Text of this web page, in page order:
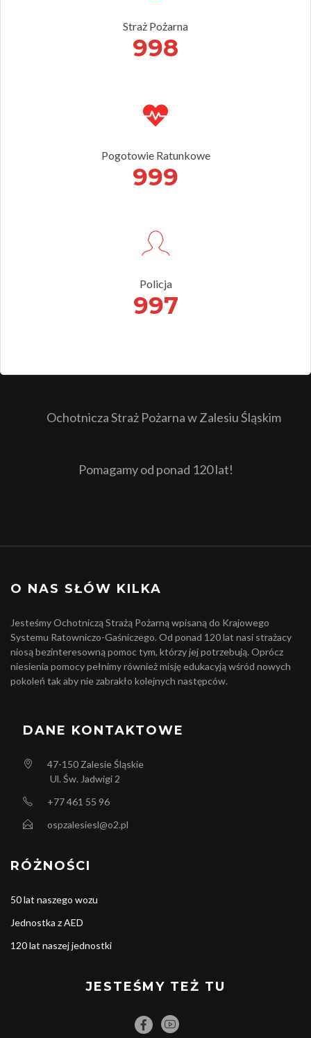
Straż Pożarna
998
Pogotowie Ratunkowe
999
Policja
997
Ochotnicza Straż Pożarna w Zalesiu Śląskim
Pomagamy od ponad 120 lat!
O NAS SŁÓW KILKA
Jesteśmy Ochotniczą Strażą Pożarną wpisaną do Krajowego
Systemu Ratowniczo-Gaśniczego. Od ponad 120 lat nasi strażacy
niosą bezinteresowną pomoc tym, którzy jej potrzebują. Oprócz
niesienia pomocy pełnimy również misję edukacyją wśród nowych
pokoleń tak aby nie zabrakło kolejnych następców.
DANE KONTAKTOWE
47-150 Zalesie Śląskie
Ul. Św. Jadwigi 2
+77 461 55 96
ospzalesiesl@o2.pl
RÓŻNOŚCI
50 lat naszego wozu
Jednostka z AED
120 lat naszej jednostki
JESTEŚMY TEŻ TU